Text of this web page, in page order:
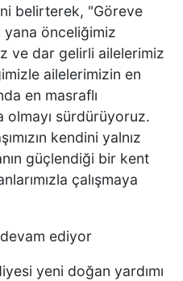
belirterek, "Göreve
önceliğimiz
ve dar gelirli ailelerimiz
ailelerimizin en
en masraflı
olmayı sürdürüyoruz.
kendini yalnız
güçlendiği bir kent
çalışmaya
ediyor
yeni doğan yardımı